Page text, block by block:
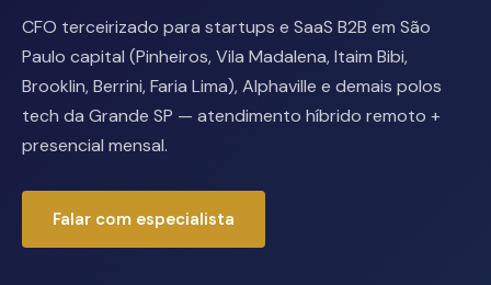
CFO terceirizado para startups e SaaS B2B em São
Paulo capital (Pinheiros, Vila Madalena, Itaim Bibi,
Brooklin, Berrini, Faria Lima), Alphaville e demais polos
tech da Grande SP — atendimento híbrido remoto +
presencial mensal.
Falar com especialista